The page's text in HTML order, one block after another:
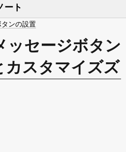
ート
ンの設置
ッセージボタン
カスタマイズズ